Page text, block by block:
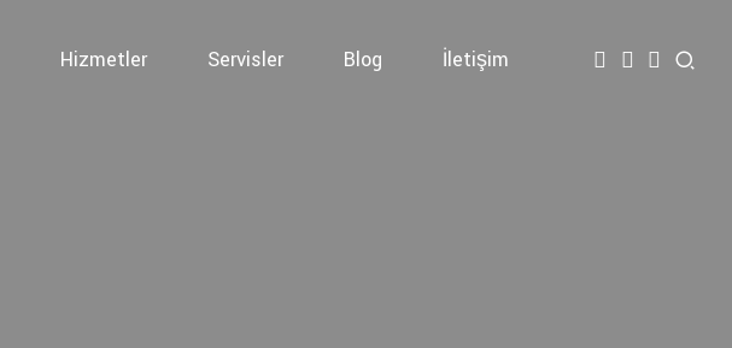
Hizmetler Servisler Blog İletişim